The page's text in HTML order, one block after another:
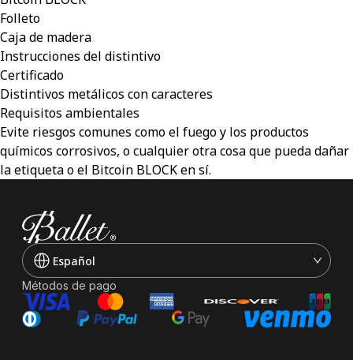
Folleto
Caja de madera
Instrucciones del distintivo
Certificado
Distintivos metálicos con caracteres
Requisitos ambientales
Evite riesgos comunes como el fuego y los productos
químicos corrosivos, o cualquier otra cosa que pueda dañar
la etiqueta o el Bitcoin BLOCK en sí.
Español
Métodos de pago